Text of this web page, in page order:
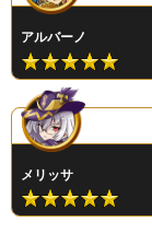
アルバーノ
メリッサ